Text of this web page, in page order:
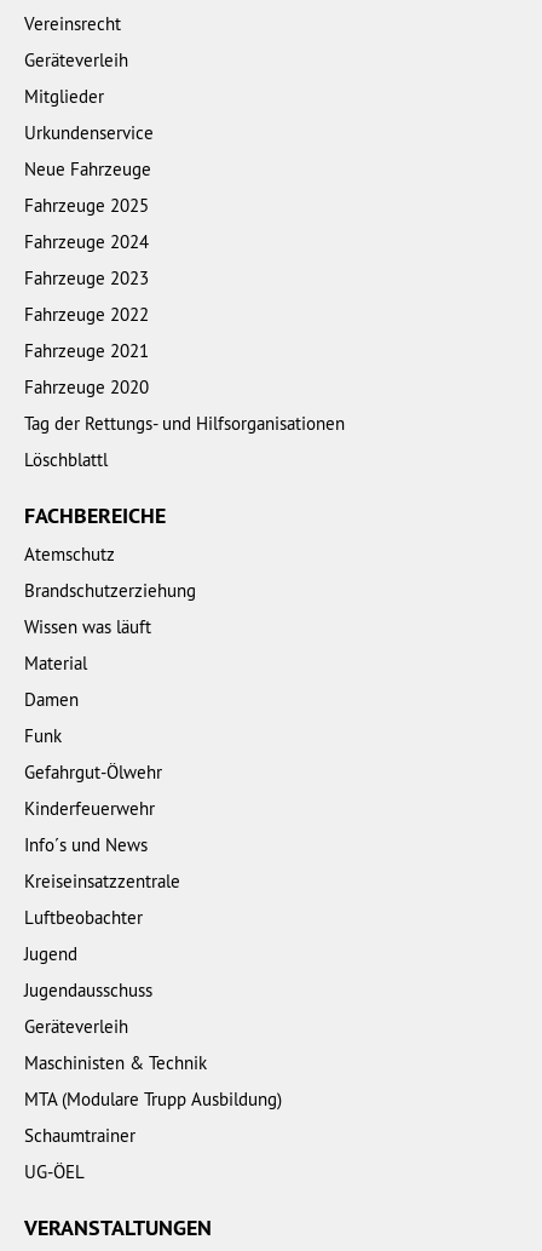
Vereinsrecht
Geräteverleih
Mitglieder
Urkundenservice
Neue Fahrzeuge
Fahrzeuge 2025
Fahrzeuge 2024
Fahrzeuge 2023
Fahrzeuge 2022
Fahrzeuge 2021
Fahrzeuge 2020
Tag der Rettungs- und Hilfsorganisationen
Löschblattl
FACHBEREICHE
Atemschutz
Brandschutzerziehung
Wissen was läuft
Material
Damen
Funk
Gefahrgut-Ölwehr
Kinderfeuerwehr
Info´s und News
Kreiseinsatzzentrale
Luftbeobachter
Jugend
Jugendausschuss
Geräteverleih
Maschinisten & Technik
MTA (Modulare Trupp Ausbildung)
Schaumtrainer
UG-ÖEL
VERANSTALTUNGEN